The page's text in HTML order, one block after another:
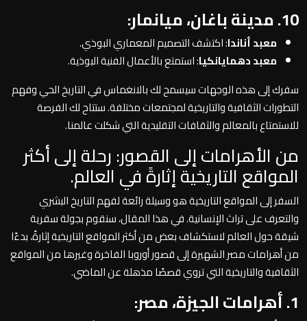
10. مدينة باغان، ميانمار:
معبد أناندا: اكتشف التصميم المعماري البوذي.
معبد دهمايانكيا: استمتع بالأعمال الفنية البوذية.
سفرك إلى هذه الوجهات سيسمح لك بالانغماس في التاريخ الحي وفهم
التطورات الثقافية والتاريخية لمجتمعات مختلفة. ستتاح لك الفرصة
للاستمتاع بالمعالم والثقافات التقليدية التي شكلت عالمنا.
من الأهرامات إلى القصور: رحلة إلى أكثر
المواقع التاريخية إثارةً في العالم.
السفر إلى المواقع التاريخية هو وسيلة رائعة لفهم التاريخ البشري
والتعرف على تراث الإنسانية. في هذا المقال، سنقوم بجولة سفرية
شيقة حول العالم لاستكشاف بعض من أكثر المواقع التاريخية إثارةً، بدءًا
من أهرامات مصر الشهيرة إلى قصور أوروبا الفاخرة وغيرها من المواقع
الثقافية والتاريخية التي تروي قصصًا مذهلة عن الماضي.
1. أهرامات الجيزة، مصر: